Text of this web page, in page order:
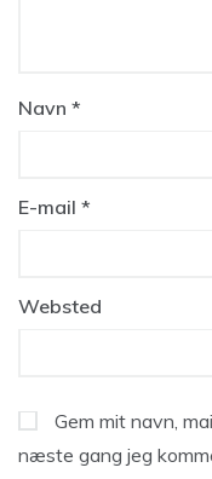
Navn *
E-mail *
Websted
Gem mit navn,
næste gang jeg